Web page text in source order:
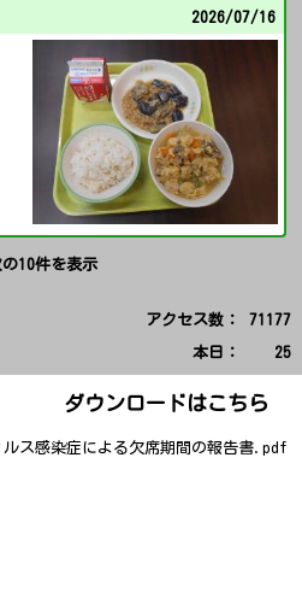
2026/07/16
の10件を表示
アクセス数： 71177
本日： 25
ロードはこちら
ス感染症による欠席期間の報告書.pdf